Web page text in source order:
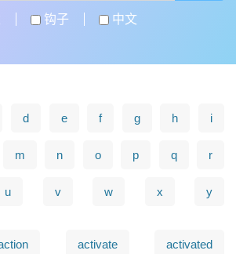
钩子 中文
d e f g h i
m n o p q r
u v w x y
activate activated